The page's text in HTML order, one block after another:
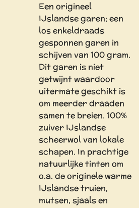
Een origineel
IJslandse garen; een
los enkeldraads
gesponnen garen in
schijven van 100 gram.
Dit garen is niet
getwijnt waardoor
uitermate geschikt is
om meerder draaden
samen te breien. 100%
zuiver IJslandse
scheerwol van lokale
schapen. In prachtige
natuurlijke tinten om
o.a. de originele warme
IJslandse truien,
mutsen, sjaals en